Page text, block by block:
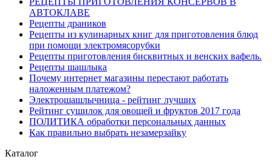
АВТОКЛАВЕ
Рецепты драников
Рецепты из кулинарных книг для приготовления блюд
при помощи электромясорубки
Рецепты приготовления бисквитных и венских вафель.
Рецепты шашлыка
Почему интернет магазины перестают работать
наложенным платежом?
Электрошашлычница - рейтинг лучших
Рейтинг сушилок для овощей и фруктов 2017 года
ПОЛИТИКА обработки персональных данных
Как правильно выбрать незамерзайку
Каталог